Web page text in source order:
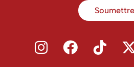
Soumettre